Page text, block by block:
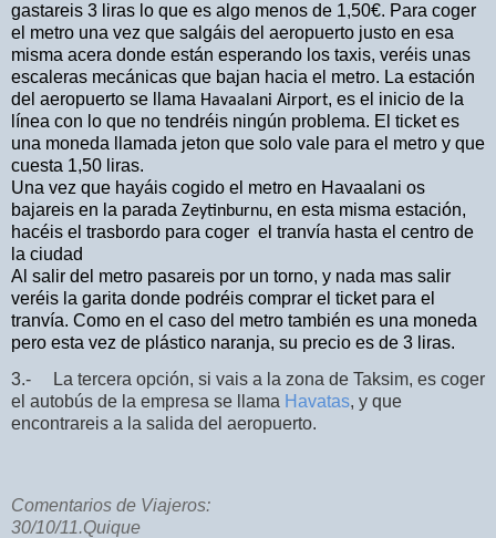
gastareis 3 liras lo que es algo menos de 1,50€. Para coger
el metro una vez que salgáis del aeropuerto justo en esa
misma acera donde están esperando los taxis, veréis unas
escaleras mecánicas que bajan hacia el metro. La estación
del aeropuerto se llama Havaalani Airport, es el inicio de la
línea con lo que no tendréis ningún problema. El ticket es
una moneda llamada jeton que solo vale para el metro y que
cuesta 1,50 liras.
Una vez que hayáis cogido el metro en Havaalani os
bajareis en la parada Zeytinburnu, en esta misma estación,
hacéis el trasbordo para coger el tranvía hasta el centro de
la ciudad
Al salir del metro pasareis por un torno, y nada mas salir
veréis la garita donde podréis comprar el ticket para el
tranvía. Como en el caso del metro también es una moneda
pero esta vez de plástico naranja, su precio es de 3 liras.
3.- La tercera opción, si vais a la zona de Taksim, es coger
el autobús de la empresa se llama Havatas, y que
encontrareis a la salida del aeropuerto.
Comentarios de Viajeros:
30/10/11.Quique